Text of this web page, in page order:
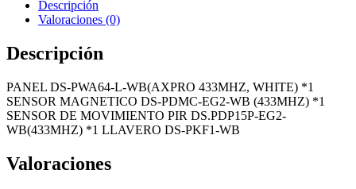
Descripción
Valoraciones (0)
Descripción
PANEL DS-PWA64-L-WB(AXPRO 433MHZ, WHITE) *1
SENSOR MAGNETICO DS-PDMC-EG2-WB (433MHZ) *1
SENSOR DE MOVIMIENTO PIR DS.PDP15P-EG2-
WB(433MHZ) *1 LLAVERO DS-PKF1-WB
Valoraciones